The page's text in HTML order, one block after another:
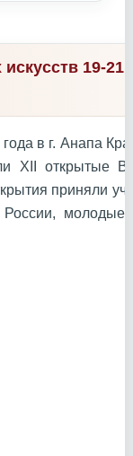
19-21
в г. Анапа
XII открытые
приняли
России,